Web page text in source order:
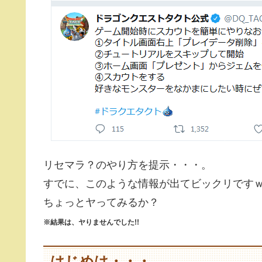
リセマラ？のやり方を提示・・・。
すでに、このような情報が出てビックリです
ちょっとヤってみるか？
※結果は、ヤりませんでした!!